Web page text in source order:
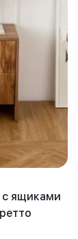
с ящиками